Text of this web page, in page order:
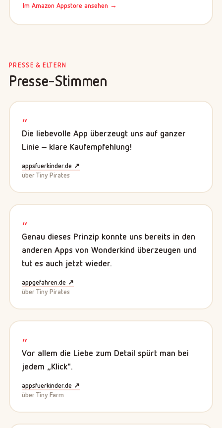
Im Amazon Appstore ansehen →
PRESSE & ELTERN
Presse-Stimmen
„
Die liebevolle App überzeugt uns auf ganzer
Linie – klare Kaufempfehlung!
appsfuerkinder.de ↗
über Tiny Pirates
„
Genau dieses Prinzip konnte uns bereits in den
anderen Apps von Wonderkind überzeugen und
tut es auch jetzt wieder.
appgefahren.de ↗
über Tiny Pirates
„
Vor allem die Liebe zum Detail spürt man bei
jedem „Klick".
appsfuerkinder.de ↗
über Tiny Farm